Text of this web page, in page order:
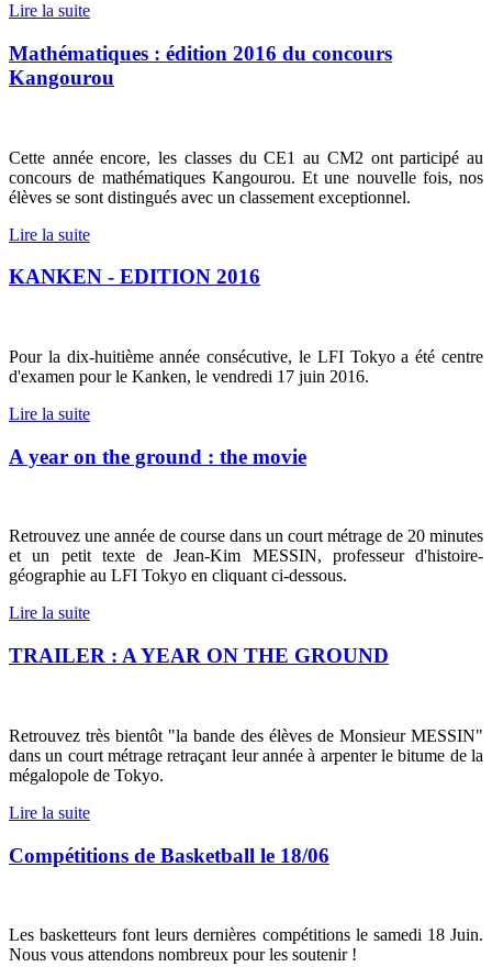
Lire la suite
Mathématiques : édition 2016 du concours
Kangourou
Cette année encore, les classes du CE1 au CM2 ont participé au
concours de mathématiques Kangourou. Et une nouvelle fois, nos
élèves se sont distingués avec un classement exceptionnel.
Lire la suite
KANKEN - EDITION 2016
Pour la dix-huitième année consécutive, le LFI Tokyo a été centre
d'examen pour le Kanken, le vendredi 17 juin 2016.
Lire la suite
A year on the ground : the movie
Retrouvez une année de course dans un court métrage de 20 minutes
et un petit texte de Jean-Kim MESSIN, professeur d'histoire-
géographie au LFI Tokyo en cliquant ci-dessous.
Lire la suite
TRAILER : A YEAR ON THE GROUND
Retrouvez très bientôt "la bande des élèves de Monsieur MESSIN"
dans un court métrage retraçant leur année à arpenter le bitume de la
mégalopole de Tokyo.
Lire la suite
Compétitions de Basketball le 18/06
Les basketteurs font leurs dernières compétitions le samedi 18 Juin.
Nous vous attendons nombreux pour les soutenir !